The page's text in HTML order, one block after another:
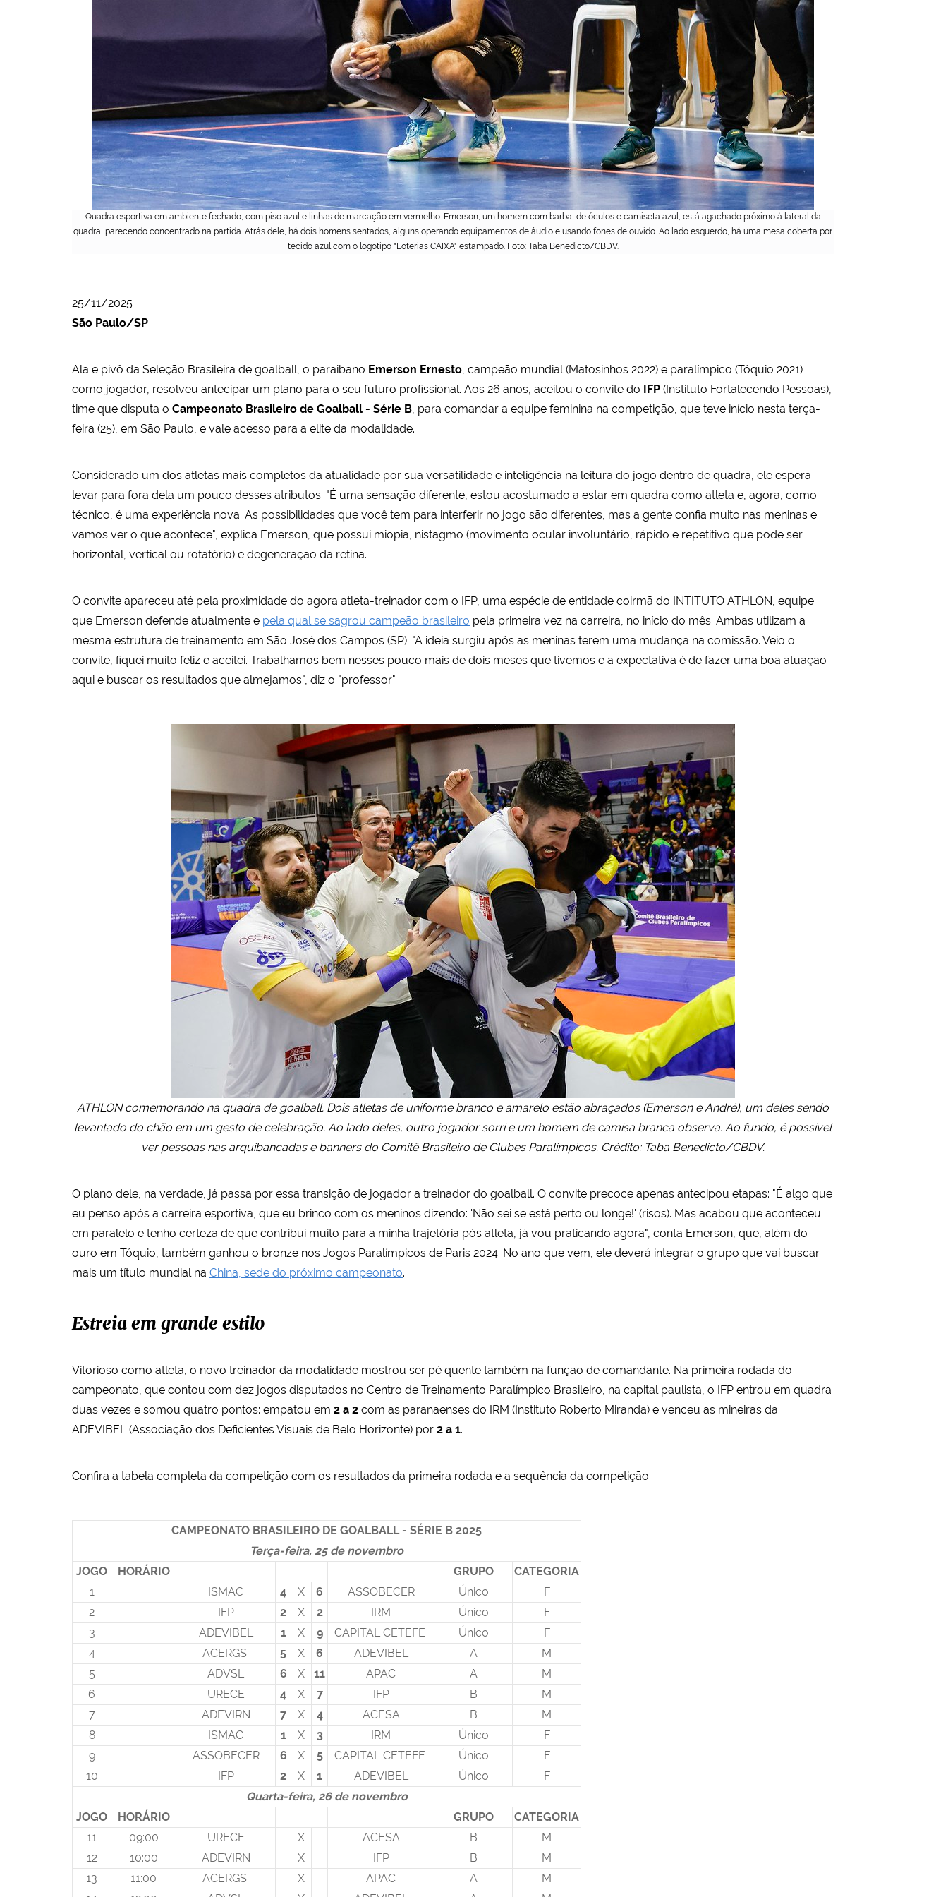
Quadra esportiva em ambiente fechado, com piso azul e linhas de marcação em vermelho. Emerson, um homem com barba, de óculos e camiseta azul, está agachado próximo à lateral da
quadra, parecendo concentrado na partida. Atrás dele, há dois homens sentados, alguns operando equipamentos de áudio e usando fones de ouvido. Ao lado esquerdo, há uma mesa coberta por
tecido azul com o logotipo "Loterias CAIXA" estampado. Foto: Taba Benedicto/CBDV.
25/11/2025
São Paulo/SP
Ala e pivô da Seleção Brasileira de goalball, o paraibano Emerson Ernesto, campeão mundial (Matosinhos 2022) e paralímpico (Tóquio 2021)
como jogador, resolveu antecipar um plano para o seu futuro profissional. Aos 26 anos, aceitou o convite do IFP (Instituto Fortalecendo Pessoas),
time que disputa o Campeonato Brasileiro de Goalball - Série B, para comandar a equipe feminina na competição, que teve início nesta terça-
feira (25), em São Paulo, e vale acesso para a elite da modalidade.
Considerado um dos atletas mais completos da atualidade por sua versatilidade e inteligência na leitura do jogo dentro de quadra, ele espera
levar para fora dela um pouco desses atributos. "É uma sensação diferente, estou acostumado a estar em quadra como atleta e, agora, como
técnico, é uma experiência nova. As possibilidades que você tem para interferir no jogo são diferentes, mas a gente confia muito nas meninas e
vamos ver o que acontece", explica Emerson, que possui miopia, nistagmo (movimento ocular involuntário, rápido e repetitivo que pode ser
horizontal, vertical ou rotatório) e degeneração da retina.
O convite apareceu até pela proximidade do agora atleta-treinador com o IFP, uma espécie de entidade coirmã do INTITUTO ATHLON, equipe
que Emerson defende atualmente e pela qual se sagrou campeão brasileiro pela primeira vez na carreira, no início do mês. Ambas utilizam a
mesma estrutura de treinamento em São José dos Campos (SP). "A ideia surgiu após as meninas terem uma mudança na comissão. Veio o
convite, fiquei muito feliz e aceitei. Trabalhamos bem nesses pouco mais de dois meses que tivemos e a expectativa é de fazer uma boa atuação
aqui e buscar os resultados que almejamos", diz o "professor".
ATHLON comemorando na quadra de goalball. Dois atletas de uniforme branco e amarelo estão abraçados (Emerson e André), um deles sendo
levantado do chão em um gesto de celebração. Ao lado deles, outro jogador sorri e um homem de camisa branca observa. Ao fundo, é possível
ver pessoas nas arquibancadas e banners do Comitê Brasileiro de Clubes Paralímpicos. Crédito: Taba Benedicto/CBDV.
O plano dele, na verdade, já passa por essa transição de jogador a treinador do goalball. O convite precoce apenas antecipou etapas: "É algo que
eu penso após a carreira esportiva, que eu brinco com os meninos dizendo: 'Não sei se está perto ou longe!' (risos). Mas acabou que aconteceu
em paralelo e tenho certeza de que contribui muito para a minha trajetória pós atleta, já vou praticando agora", conta Emerson, que, além do
ouro em Tóquio, também ganhou o bronze nos Jogos Paralímpicos de Paris 2024. No ano que vem, ele deverá integrar o grupo que vai buscar
mais um título mundial na China, sede do próximo campeonato.
Estreia em grande estilo
Vitorioso como atleta, o novo treinador da modalidade mostrou ser pé quente também na função de comandante. Na primeira rodada do
campeonato, que contou com dez jogos disputados no Centro de Treinamento Paralímpico Brasileiro, na capital paulista, o IFP entrou em quadra
duas vezes e somou quatro pontos: empatou em 2 a 2 com as paranaenses do IRM (Instituto Roberto Miranda) e venceu as mineiras da
ADEVIBEL (Associação dos Deficientes Visuais de Belo Horizonte) por 2 a 1.
Confira a tabela completa da competição com os resultados da primeira rodada e a sequência da competição:
CAMPEONATO BRASILEIRO DE GOALBALL - SÉRIE B 2025
Terça-feira, 25 de novembro
JOGO
HORÁRIO GRUPO
CATEGORIA
1
ISMAC 4 X 6 ASSOBECER Único
F
2
IFP 2 X 2 IRM Único
F
3
ADEVIBEL 1 X 9 CAPITAL CETEFE Único
F
4
ACERGS 5 X 6 ADEVIBEL A
M
5
ADVSL 6 X 11 APAC A
M
6
URECE 4 X 7 IFP B
M
7
ADEVIRN 7 X 4 ACESA B
M
8
ISMAC 1 X 3 IRM Único
F
9
ASSOBECER 6 X 5 CAPITAL CETEFE Único
F
10
IFP 2 X 1 ADEVIBEL Único
F
Quarta-feira, 26 de novembro
JOGO
HORÁRIO GRUPO
CATEGORIA
11
09:00 URECE X ACESA B
M
12
10:00 ADEVIRN X IFP B
M
13
11:00 ACERGS X APAC A
M